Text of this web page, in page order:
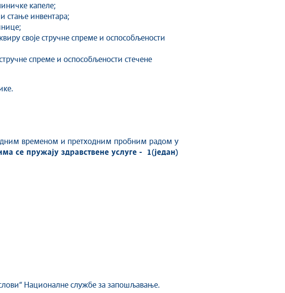
капеле;
стање инвентара;
своје стручне спреме и оспособљености
спреме и оспособљености стечене
временом и претходним пробним радом у
се пружају здравствене услуге - 1(један)
Националне службе за запошљавање.